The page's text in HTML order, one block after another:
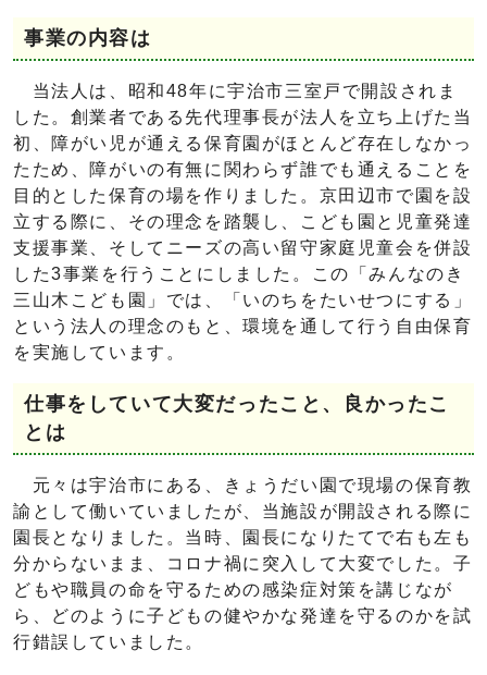
事業の内容は
当法人は、昭和48年に宇治市三室戸で開設されま
した。創業者である先代理事長が法人を立ち上げた当
初、障がい児が通える保育園がほとんど存在しなかっ
たため、障がいの有無に関わらず誰でも通えることを
目的とした保育の場を作りました。京田辺市で園を設
立する際に、その理念を踏襲し、こども園と児童発達
支援事業、そしてニーズの高い留守家庭児童会を併設
した3事業を行うことにしました。この「みんなのき
三山木こども園」では、「いのちをたいせつにする」
という法人の理念のもと、環境を通して行う自由保育
を実施しています。
仕事をしていて大変だったこと、良かったこ
とは
元々は宇治市にある、きょうだい園で現場の保育教
諭として働いていましたが、当施設が開設される際に
園長となりました。当時、園長になりたてで右も左も
分からないまま、コロナ禍に突入して大変でした。子
どもや職員の命を守るための感染症対策を講じなが
ら、どのように子どもの健やかな発達を守るのかを試
行錯誤していました。